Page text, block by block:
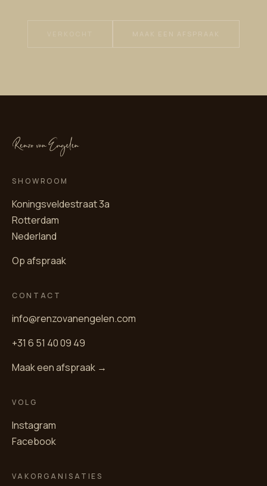
MAAK EEN AFSPRAAK
SHOWROOM
Koningsveldestraat 3a
Rotterdam
Nederland
Op afspraak
CONTACT
info@renzovanengelen.com
+31 6 51 40 09 49
Maak een afspraak →
VOLG
Instagram
Facebook
VAKORGANISATIES